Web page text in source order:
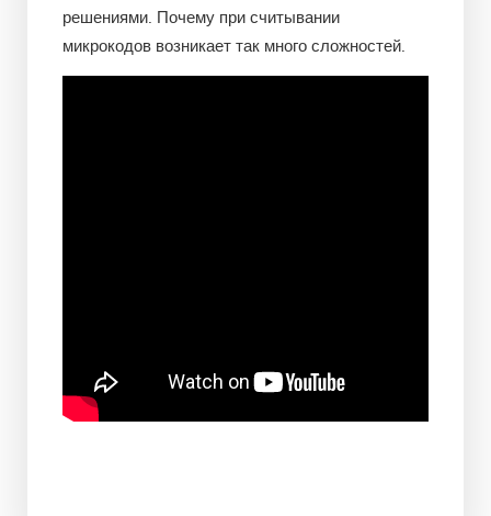
решениями. Почему при считывании
микрокодов возникает так много сложностей.